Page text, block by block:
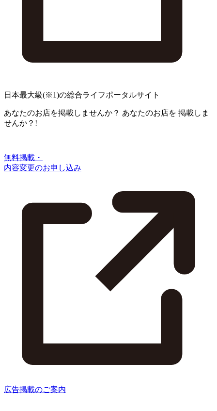
日本最大級(※1)の総合ライフポータルサイト
あなたのお店を掲載しませんか？ あなたのお店を 掲載しま
せんか？!
無料掲載・
内容変更のお申し込み
広告掲載のご案内